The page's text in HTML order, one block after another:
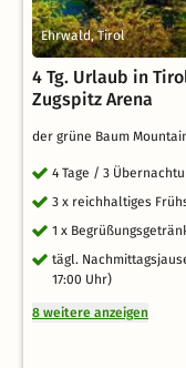
Ehrwald, Tirol
4 Tg. Urlaub in
Zugspitz Arena
der grüne Baum
4 Tage / 3
3 x reichhaltiges
1 x
tägl.
17:00 Uhr)
8 weitere anzeigen